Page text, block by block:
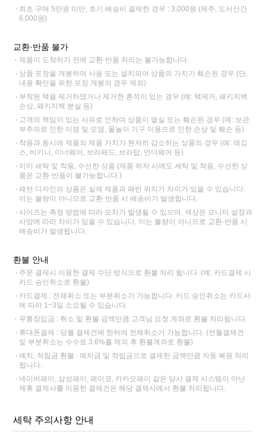
최초 구매 5만원 미만, 초기 배송비 결제한 경우 : 3,000원 (제주, 도서산간
6,000원)
교환·반품 불가
제품이 도착하기 전에 교환·반품 처리는 불가능합니다.
상품 포장을 개봉하여 사용 또는 설치되어 상품의 가치가 훼손된 경우 (단,
내용 확인을 위한 포장 개봉의 경우 제외)
부착된 택을 제거하였거나 제거한 흔적이 있는 경우 (예: 택제거, 패키지백
손상, 패키지백 분실 등)
고객의 책임이 있는 사유로 인하여 상품이 멸실 또는 훼손된 경우 (예: 보관
부주의로 인한 이염 및 오염, 물놀이 기구 이용으로 인한 손상 및 훼손 등)
착용과 동시에 제품의 제품 가치가 현저히 감소하는 상품의 경우 (예: 레깅
스, 비키니, 이너웨어, 브라패드, 브라탑, 언더웨어 등)
이미 세탁 및 착용, 수선한 상품 (제품 하자 시에도 세탁 및 착용, 수선한 상
품은 교환·반품이 불가능합니다.)
패턴 디자인의 상품은 실제 제품과 패턴 위치가 차이가 있을 수 있습니다.
이는 불량이 아니므로 교환·반품 시 배송비가 발생합니다.
사이즈는 측정 방법에 따라 오차가 발생될 수 있으며, 색상은 모니터 설정과
사양에 따라 차이가 있을 수 있습니다. 이는 불량이 아니므로 교환·반품 시
배송비가 발생됩니다.
환불 안내
주문 결제시 이용한 결제 수단 방식으로 환불 처리 됩니다. (예: 카드결제 시
카드 승인취소로 환불)
카드결제 : 전체취소 또는 부분취소가 가능합니다. 카드 승인취소는 카드사
에 따라 1~3일 소요될 수 있습니다.
무통장입금 : 취소 및 환불 금액만큼 고객님 요청 계좌로 환불 처리됩니다.
휴대폰결제 : 당월 결제건에 한하여 전체취소가 가능합니다. (전월결제건
및 부분취소는 수수료 3.6%를 제외 후 환불계좌로 환불)
예치, 적립금 환불 : 예치금 및 적립금으로 결제한 금액만큼 자동 복원 처리
됩니다.
네이버페이, 삼성페이, 페이코, 카카오페이 같은 당사 결제 시스템이 아닌
제휴 결제사를 이용한 결제건은 해당 결제사에서 환불 처리됩니다.
세탁 주의사항 안내